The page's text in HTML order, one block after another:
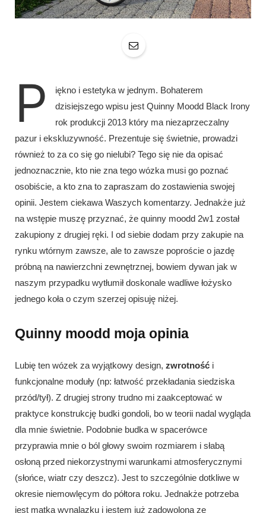
P
iękno i estetyka w jednym. Bohaterem
dzisiejszego wpisu jest Quinny Moodd Black Irony
rok produkcji 2013 który ma niezaprzeczalny
pazur i ekskluzywność. Prezentuje się świetnie, prowadzi
również to za co się go nielubi? Tego się nie da opisać
jednoznacznie, kto nie zna tego wózka musi go poznać
osobiście, a kto zna to zapraszam do zostawienia swojej
opinii. Jestem ciekawa Waszych komentarzy. Jednakże już
na wstępie muszę przyznać, że quinny moodd 2w1 został
zakupiony z drugiej ręki. I od siebie dodam przy zakupie na
rynku wtórnym zawsze, ale to zawsze poproście o jazdę
próbną na nawierzchni zewnętrznej, bowiem dywan jak w
naszym przypadku wytłumił doskonale wadliwe łożysko
jednego koła o czym szerzej opisuję niżej.
Quinny moodd moja opinia
Lubię ten wózek za wyjątkowy design, zwrotność i
funkcjonalne moduły (np: łatwość przekładania siedziska
przód/tył). Z drugiej strony trudno mi zaakceptować w
praktyce konstrukcję budki gondoli, bo w teorii nadal wygląda
dla mnie świetnie. Podobnie budka w spacerówce
przyprawia mnie o ból głowy swoim rozmiarem i słabą
osłoną przed niekorzystnymi warunkami atmosferycznymi
(słońce, wiatr czy deszcz). Jest to szczególnie dotkliwe w
okresie niemowlęcym do półtora roku. Jednakże potrzeba
jest matką wynalazku i jestem już zadowolona ze